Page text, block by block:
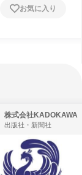
お気に入り
株式会社KADOKAWA
出版社・新聞社